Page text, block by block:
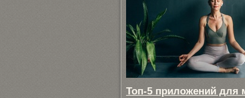
Топ-5 приложений для